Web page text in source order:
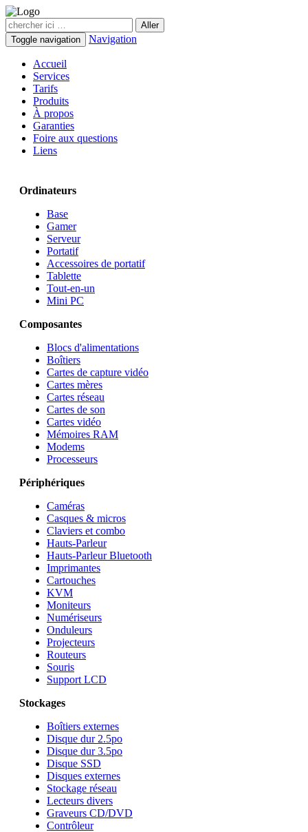
Toggle navigation Navigation
Accueil
Services
Tarifs
Produits
À propos
Garanties
Foire aux questions
Liens
Ordinateurs
Base
Gamer
Serveur
Portatif
Accessoires de portatif
Tablette
Tout-en-un
Mini PC
Composantes
Blocs d'alimentations
Boîtiers
Cartes de capture vidéo
Cartes mères
Cartes réseau
Cartes de son
Cartes vidéo
Mémoires RAM
Modems
Processeurs
Périphériques
Caméras
Casques & micros
Claviers et combo
Hauts-Parleur
Hauts-Parleur Bluetooth
Imprimantes
Cartouches
KVM
Moniteurs
Numériseurs
Onduleurs
Projecteurs
Routeurs
Souris
Support LCD
Stockages
Boîtiers externes
Disque dur 2.5po
Disque dur 3.5po
Disque SSD
Disques externes
Stockage réseau
Lecteurs divers
Graveurs CD/DVD
Contrôleur